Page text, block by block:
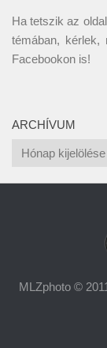
Ha tetszik az
témában,
Facebookon is!
ARCHÍVUM
Archívum
MLZphoto ©